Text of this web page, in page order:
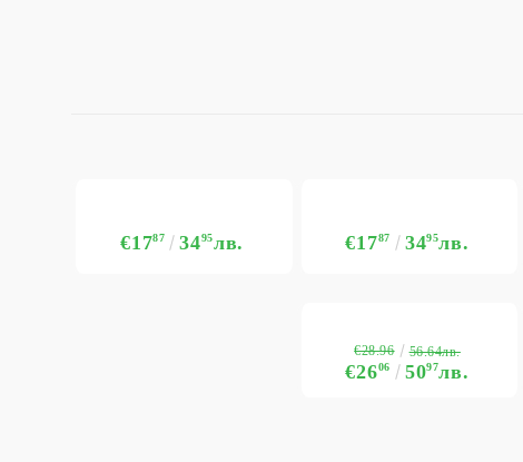
€1787 3495лв. €1787 3495лв.
€2606 5097лв.
€28.96 56.64лв.